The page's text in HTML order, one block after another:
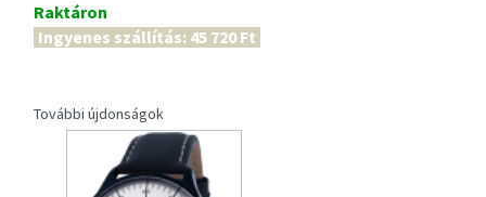
Raktáron
Ingyenes szállítás: 45 720 Ft
További újdonságok